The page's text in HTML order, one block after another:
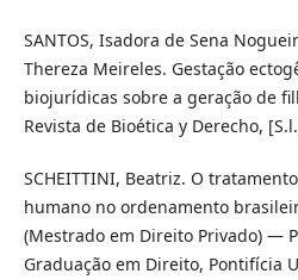
SANTOS, Isadora de Sena
Thereza Meireles. Gestação
biojurídicas sobre a geração de
Revista de Bioética y Derecho,
SCHEITTINI, Beatriz. O
humano no ordenamento
(Mestrado em Direito Privado) —
Graduação em Direito, Pontifícia